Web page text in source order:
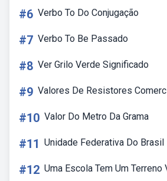
#6 Verbo To Do Conjugação
#7 Verbo To Be Passado
#8 Ver Grilo Verde Significado
#9 Valores De Resistores
#10 Valor Do Metro Da Grama
#11 Unidade Federativa Do Brasil
#12 Uma Escola Tem Um Terreno